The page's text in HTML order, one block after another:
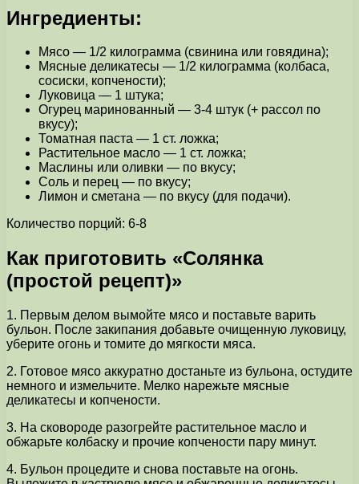
Ингредиенты:
Мясо — 1/2 килограмма (свинина или говядина);
Мясные деликатесы — 1/2 килограмма (колбаса,
сосиски, копчености);
Луковица — 1 штука;
Огурец маринованный — 3-4 штук (+ рассол по
вкусу);
Томатная паста — 1 ст. ложка;
Растительное масло — 1 ст. ложка;
Маслины или оливки — по вкусу;
Соль и перец — по вкусу;
Лимон и сметана — по вкусу (для подачи).
Количество порций: 6-8
Как приготовить «Солянка
(простой рецепт)»
1. Первым делом вымойте мясо и поставьте варить
бульон. После закипания добавьте очищенную луковицу,
уберите огонь и томите до мягкости мяса.
2. Готовое мясо аккуратно достаньте из бульона, остудите
немного и измельчите. Мелко нарежьте мясные
деликатесы и копчености.
3. На сковороде разогрейте растительное масло и
обжарьте колбаску и прочие копчености пару минут.
4. Бульон процедите и снова поставьте на огонь.